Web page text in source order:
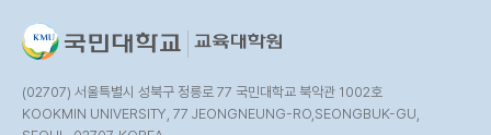
(02707) 서울특별시 성북구 정릉로 77 국민대학교 북악관 1002호
KOOKMIN UNIVERSITY, 77 JEONGNEUNG-RO,SEONGBUK-GU,